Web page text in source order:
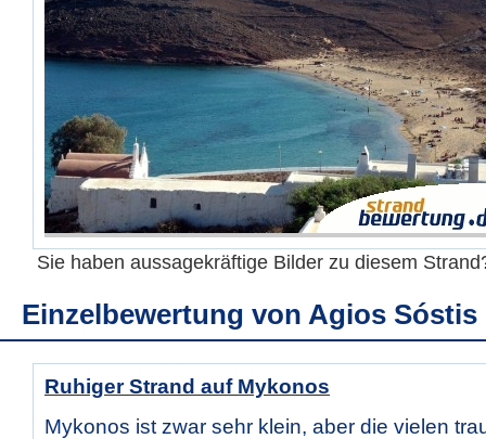
Sie haben aussagekräftige Bilder zu diesem
Einzelbewertung von Agios Sóstis
Ruhiger Strand auf Mykonos
Mykonos ist zwar sehr klein, aber die vielen